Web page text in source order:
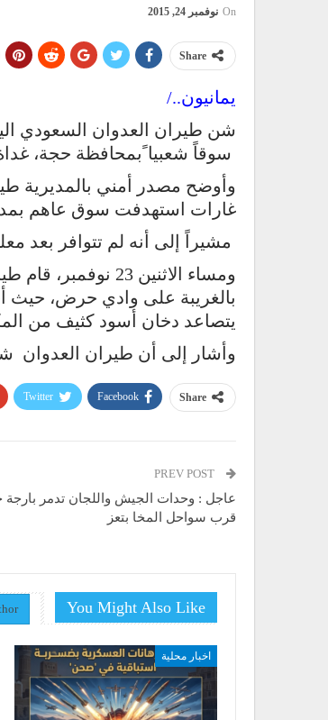
On نوفمبر 24, 2015
Share
يمانيون../
سوقاً شعبيا ًبمحافظة حجة، غداة 3 غارات جوية على وادي حرض وصفت
غارات استهدفت سوق عاهم
مشيراً إلى أنه لم تتوافر بعد
بالغريبة على وادي حرض، حيث
يتصاعد دخان أسود كثيف من
وأشار إلى أن طيران العدوان
Share
Facebook
Twitter
عاجل : وحدات الجيش واللجان تدمر بارجة
قرب سواحل المخا بتعز
You Might Also Like
اخبار محلية